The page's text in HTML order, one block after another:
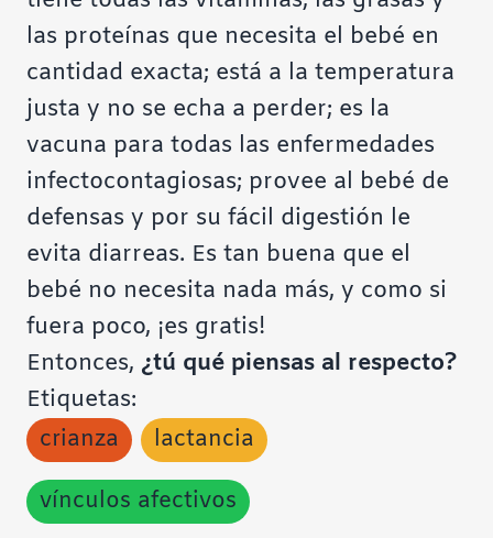
las proteínas que necesita el bebé en
cantidad exacta; está a la temperatura
justa y no se echa a perder; es la
vacuna para todas las enfermedades
infectocontagiosas; provee al bebé de
defensas y por su fácil digestión le
evita diarreas. Es tan buena que el
bebé no necesita nada más, y como si
fuera poco, ¡es gratis!
Entonces, ¿tú qué piensas al respecto?
Etiquetas:
crianza
lactancia
vínculos afectivos